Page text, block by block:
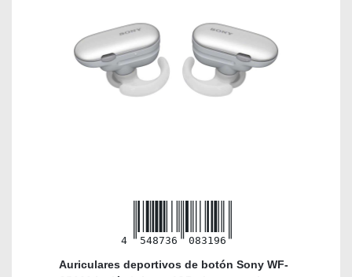
4 548736 083196
Auriculares deportivos de botón Sony WF-